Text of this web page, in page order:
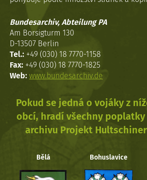
Bundesarchiv, Abteilung PA
Am Borsigturm 130
D-13507 Berlin
Tel.: +49 (030) 18 7770-1158
Fax: +49 (030) 18 7770-1825
Web: www.bundesarchiv.de
Pokud se jedná o vojáky z
obcí, hradí všechny
archivu Projekt
Bělá Bohuslavice